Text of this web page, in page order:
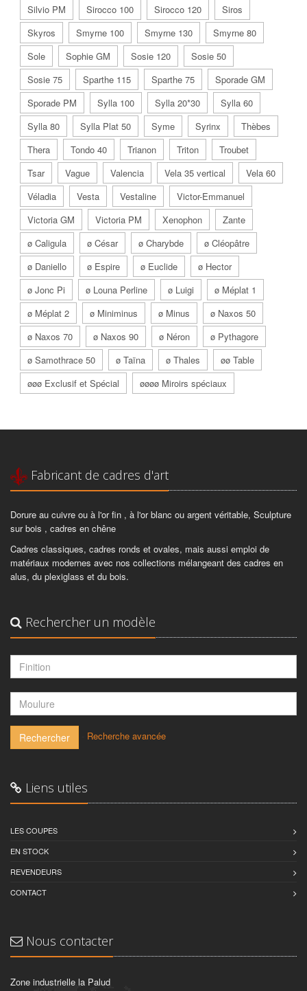
Silvio PM
Sirocco 100 Sirocco 120
Siros
Skyros
Smyrne 100 Smyrne 130
Smyrne 80
Sole
Sophie GM Sosie 120
Sosie 50
Sosie 75
Sparthe 115 Sparthe 75
Sporade GM
Sporade PM
Sylla 100 Sylla 20*30
Sylla 60
Sylla 80
Sylla Plat 50 Syme Syrinx
Thèbes
Thera
Tondo 40 Trianon Triton
Troubet
Tsar
Vague Valencia Vela 35 vertical
Vela 60
Véladia
Vesta Vestaline
Victor-Emmanuel
Victoria GM
Victoria PM Xenophon
Zante
ø Caligula
ø César ø Charybde
ø Cléopâtre
ø Daniello
ø Espire ø Euclide
ø Hector
ø Jonc Pi
ø Louna Perline ø Luigi
ø Méplat 1
ø Méplat 2
ø Miniminus ø Minus
ø Naxos 50
ø Naxos 70
ø Naxos 90 ø Néron
ø Pythagore
ø Samothrace 50
ø Taïna ø Thales
øø Table
øøø Exclusif et Spécial
øøøø Miroirs spéciaux
Fabricant de cadres d'art
Dorure au cuivre ou à l'or fin , à l'or blanc ou argent véritable, Sculpture
sur bois , cadres en chêne
Cadres classiques, cadres ronds et ovales, mais aussi emploi de
matériaux modernes avec nos collections mélangeant des cadres en
alus, du plexiglass et du bois.
Rechercher un modèle
Rechercher Recherche avancée
Liens utiles
LES COUPES
EN STOCK
REVENDEURS
CONTACT
Nous contacter
Zone industrielle la Palud